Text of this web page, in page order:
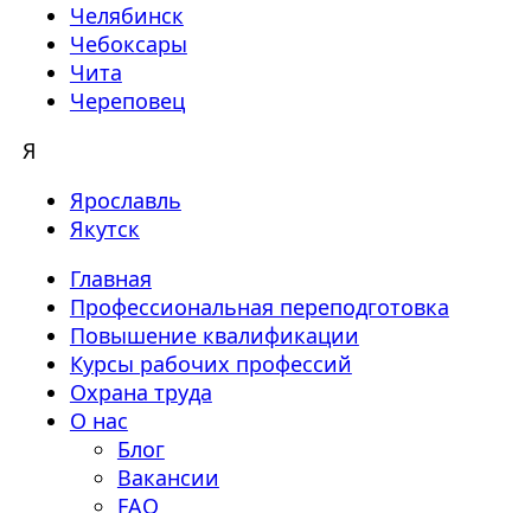
Челябинск
Чебоксары
Чита
Череповец
Я
Ярославль
Якутск
Главная
Профессиональная переподготовка
Повышение квалификации
Курсы рабочих профессий
Охрана труда
О нас
Блог
Вакансии
FAQ